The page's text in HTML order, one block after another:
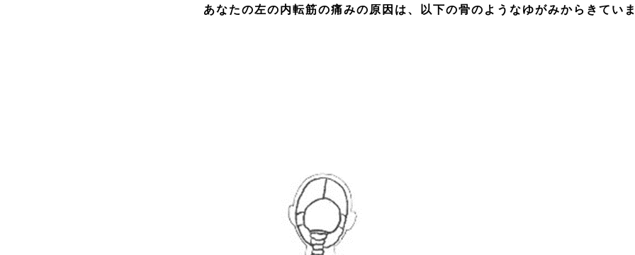
あなたの左の内転筋の痛みの原因は、以下の骨のようなゆがみからきていま